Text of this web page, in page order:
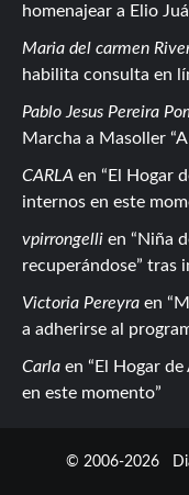
homenajear a Elio
Maria del carmen
habilita consulta en
Pablo Jesus Pereira
Marcha a Masoller
CARLA en
El Hogar
internos en este
vpirrongelli en
Niña
recuperándose” tras
Victoria Pereyra en
a adherirse al
Carla en
El Hogar
en este momento
© 2006-2026